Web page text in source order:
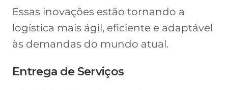
Essas inovações estão tornando a
logística mais ágil, eficiente e adaptável
às demandas do mundo atual.
Entrega de Serviços